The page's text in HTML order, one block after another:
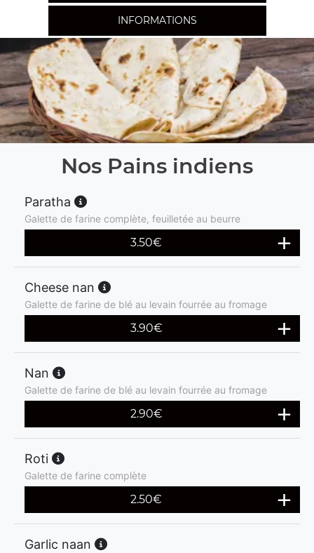
INFORMATIONS
Nos Pains indiens
Paratha
Galette de farine complète, feuilletée au beurre
3.50€
Cheese nan
Galette de farine de blé au levain fourrée au fromage
3.90€
Nan
Galette de farine de blé au levain fourrée au fromage
2.90€
Roti
Galette de farine complète
2.50€
Garlic naan